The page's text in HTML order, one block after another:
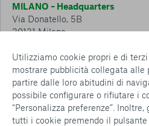
Utilizziamo cookie propri e di
mostrare pubblicità collegata alle
partire dalle loro abitudini di
possibile configurare o rifiutare i
“Personalizza preferenze”.
tutti i cookie premendo il pulsante
MILANO – Headquarters
Via Donatello, 5B
20131 Milano
CESENA – Sostegno a distanza
Via Padre Vicinio da Sarsina, 216
47521 Cesena
Tel.: 0547 360 811